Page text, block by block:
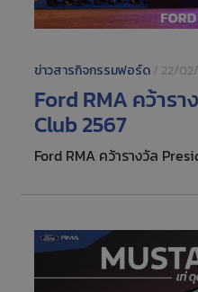
ข่าวสารกิจกรรมฟอร์ด/ 22/
Ford RMA คว้าร
Club 2567
Ford